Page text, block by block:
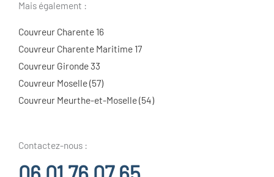
Mais également :
Couvreur Charente 16
Couvreur Charente Maritime 17
Couvreur Gironde 33
Couvreur Moselle (57)
Couvreur Meurthe-et-Moselle (54)
Contactez-nous :